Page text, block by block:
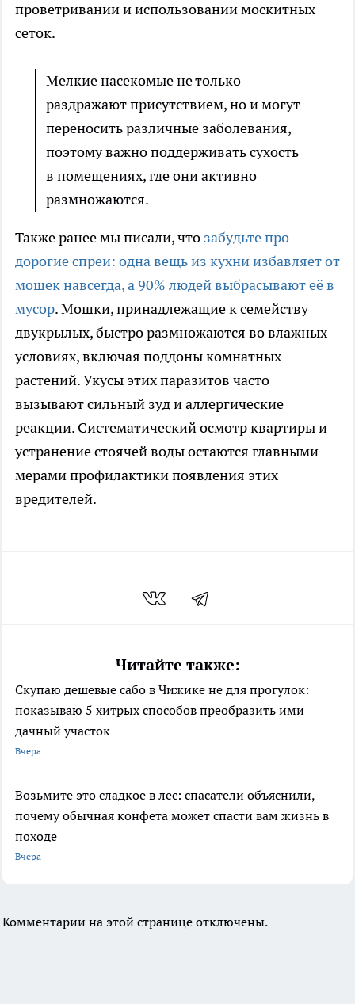
проветривании и использовании москитных
сеток.
Мелкие насекомые не только
раздражают присутствием, но и могут
переносить различные заболевания,
поэтому важно поддерживать сухость
в помещениях, где они активно
размножаются.
Также ранее мы писали, что забудьте про
дорогие спреи: одна вещь из кухни избавляет от
мошек навсегда, а 90% людей выбрасывают её в
мусор. Мошки, принадлежащие к семейству
двукрылых, быстро размножаются во влажных
условиях, включая поддоны комнатных
растений. Укусы этих паразитов часто
вызывают сильный зуд и аллергические
реакции. Систематический осмотр квартиры и
устранение стоячей воды остаются главными
мерами профилактики появления этих
вредителей.
Читайте также:
Скупаю дешевые сабо в Чижике не для прогулок:
показываю 5 хитрых способов преобразить ими
дачный участок
Вчера
Возьмите это сладкое в лес: спасатели объяснили,
почему обычная конфета может спасти вам жизнь в
походе
Вчера
Комментарии на этой странице отключены.